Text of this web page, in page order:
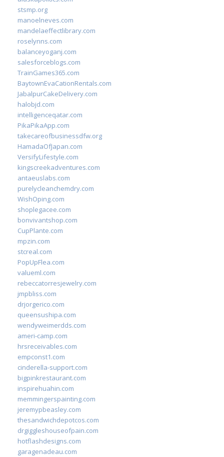
stsmp.org
manoelneves.com
mandelaeffectlibrary.com
roselynns.com
balanceyoganj.com
salesforceblogs.com
TrainGames365.com
BaytownEvaCationRentals.com
JabalpurCakeDelivery.com
halobjd.com
intelligenceqatar.com
PikaPikaApp.com
takecareofbusinessdfw.org
HamadaOfJapan.com
VersifyLifestyle.com
kingscreekadventures.com
antaeuslabs.com
purelycleanchemdry.com
WishOping.com
shoplegacee.com
bonvivantshop.com
CupPlante.com
mpzin.com
stcreal.com
PopUpFlea.com
valueml.com
rebeccatorresjewelry.com
jmpbliss.com
drjorgerico.com
queensushipa.com
wendyweimerdds.com
ameri-camp.com
hrsreceivables.com
empconst1.com
cinderella-support.com
bigpinkrestaurant.com
inspirehuahin.com
memmingerspainting.com
jeremypbeasley.com
thesandwichdepotcos.com
drgiggleshouseofpain.com
hotflashdesigns.com
garagenadeau.com